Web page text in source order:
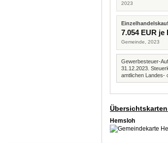
2023
7.054 EUR
Gemeinde, 2023
Gewerbesteuer-
31.12.2023.
amtlichen Landes-
Hemsloh